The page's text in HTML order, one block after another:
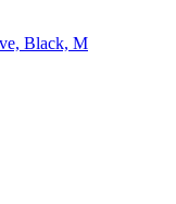
Black, M